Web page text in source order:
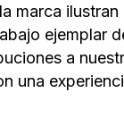
marca
ejemplar
a
una